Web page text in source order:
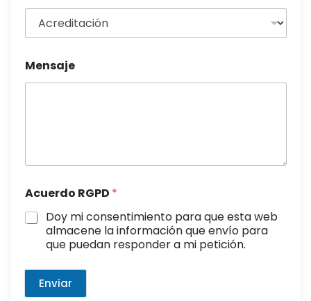
Mensaje
Acuerdo RGPD *
Doy mi consentimiento para que esta web
almacene la información que envío para
que puedan responder a mi petición.
Enviar